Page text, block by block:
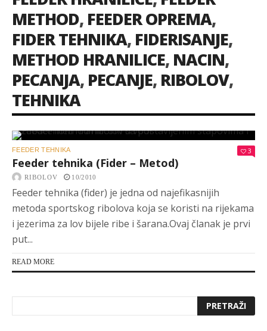
METHOD, FEEDER OPREMA,
FIDER TEHNIKA, FIDERISANJE,
METHOD HRANILICE, NACIN,
PECANJA, PECANJE, RIBOLOV,
TEHNIKA
FEEDER TEHNIKA 3
Feeder tehnika (Fider – Metod)
RIBOLOV 10/2010
Feeder tehnika (fider) je jedna od najefikasnijih
metoda sportskog ribolova koja se koristi na rijekama
i jezerima za lov bijele ribe i šarana.Ovaj članak je prvi
put...
READ MORE